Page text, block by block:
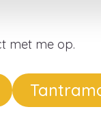
met me op.